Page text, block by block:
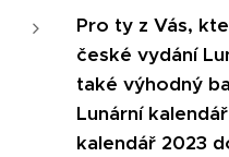
Pro ty z Vás,
české vydání
také výhodný
Lunární
kalendář 2023